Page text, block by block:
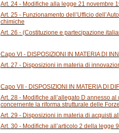
Art. 24 - Modifiche alla legge 21 novembre
Art. 25 - Funzionamento dell’Ufficio
chimiche
Art. 26 - (Costituzione e partecipazione
Capo VI - DISPOSIZIONI IN MATERIA DI
Art. 27 - Disposizioni in materia di
Capo VII - DISPOSIZIONI IN MATERIA DI
Art. 28 - Modifiche all’allegato D annesso
concernente la riforma strutturale delle
Art. 29 - Disposizioni in materia di acquisti
Art. 30 - Modifiche all’articolo 2 della legge